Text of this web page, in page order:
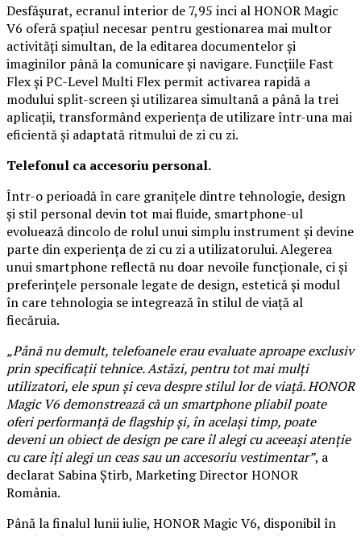
Desfășurat, ecranul interior de 7,95 inci al HONOR Magic
V6 oferă spațiul necesar pentru gestionarea mai multor
activități simultan, de la editarea documentelor și
imaginilor până la comunicare și navigare. Funcțiile Fast
Flex și PC-Level Multi Flex permit activarea rapidă a
modului split-screen și utilizarea simultană a până la trei
aplicații, transformând experiența de utilizare într-una mai
eficientă și adaptată ritmului de zi cu zi.
Telefonul ca accesoriu personal.
Într-o perioadă în care granițele dintre tehnologie, design
și stil personal devin tot mai fluide, smartphone-ul
evoluează dincolo de rolul unui simplu instrument și devine
parte din experiența de zi cu zi a utilizatorului. Alegerea
unui smartphone reflectă nu doar nevoile funcționale, ci și
preferințele personale legate de design, estetică și modul
în care tehnologia se integrează în stilul de viață al
fiecăruia.
„Până nu demult, telefoanele erau evaluate aproape exclusiv
prin specificații tehnice. Astăzi, pentru tot mai mulți
utilizatori, ele spun și ceva despre stilul lor de viață. HONOR
Magic V6 demonstrează că un smartphone pliabil poate
oferi performanță de flagship și, în același timp, poate
deveni un obiect de design pe care îl alegi cu aceeași atenție
cu care îți alegi un ceas sau un accesoriu vestimentar”, a
declarat Sabina Știrb, Marketing Director HONOR
România.
Până la finalul lunii iulie, HONOR Magic V6, disponibil în